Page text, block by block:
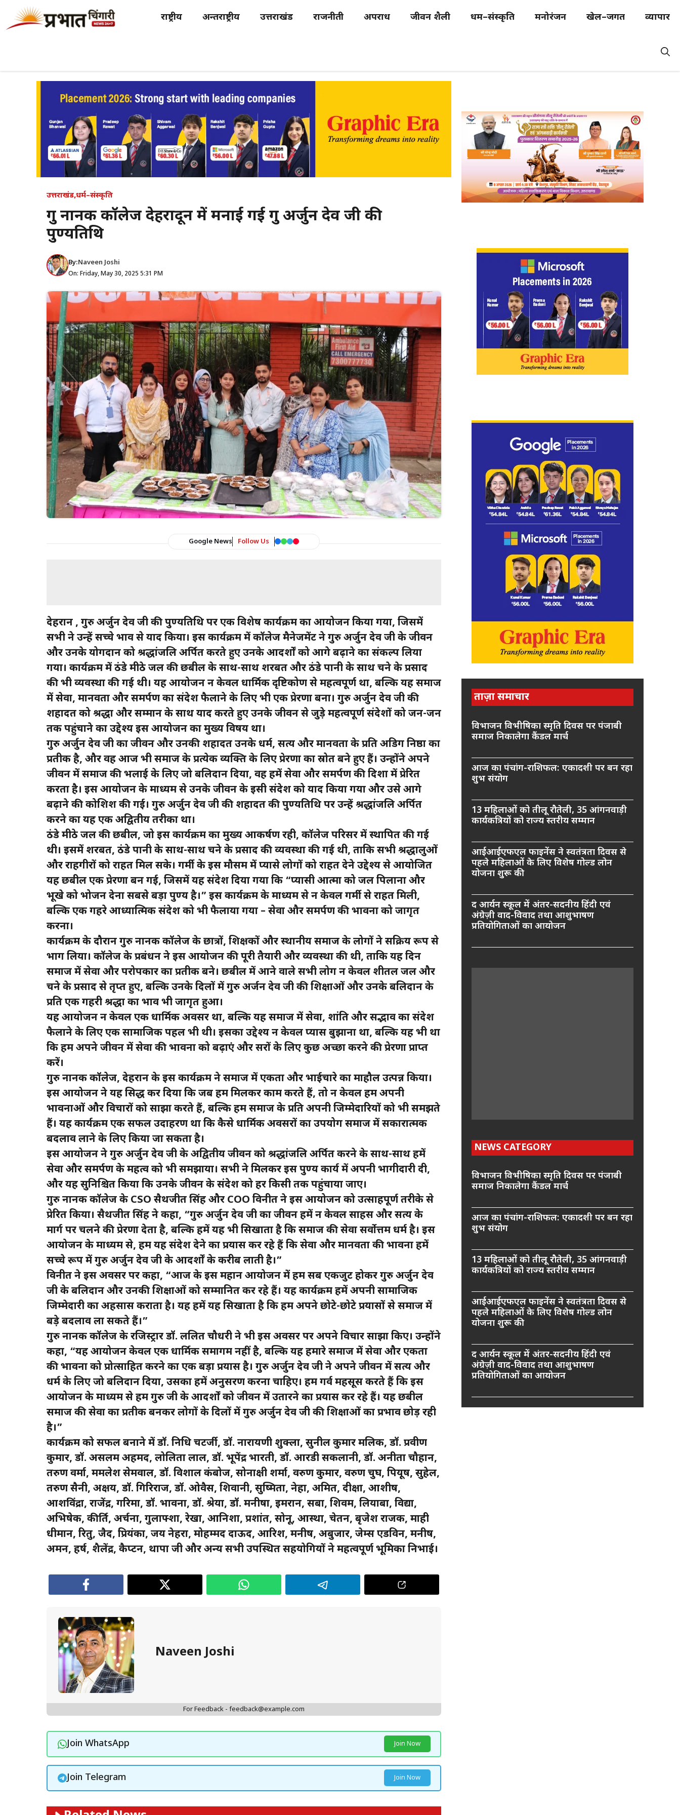
राष्ट्रीय अन्तर्राष्ट्रीय उत्तराखंड राजनीती अपराध जीवन शैली धर्म–संस्कृति मनोरंजन खेल–जगत व्यापार
उत्तराखंड,धर्म–संस्कृति
गुरु नानक कॉलेज देहरादून में मनाई गई गुरु अर्जुन देव जी की
पुण्यतिथि
By:Naveen Joshi
On: Friday, May 30, 2025 5:31 PM
Google News Follow Us
देहरादून , गुरु अर्जुन देव जी की पुण्यतिथि पर एक विशेष कार्यक्रम का आयोजन किया गया, जिसमें
सभी ने उन्हें सच्चे भाव से याद किया। इस कार्यक्रम में कॉलेज मैनेजमेंट ने गुरु अर्जुन देव जी के जीवन
और उनके योगदान को श्रद्धांजलि अर्पित करते हुए उनके आदर्शों को आगे बढ़ाने का संकल्प लिया
गया। कार्यक्रम में ठंडे मीठे जल की छबील के साथ-साथ शरबत और ठंडे पानी के साथ चने के प्रसाद
की भी व्यवस्था की गई थी। यह आयोजन न केवल धार्मिक दृष्टिकोण से महत्वपूर्ण था, बल्कि यह समाज
में सेवा, मानवता और समर्पण का संदेश फैलाने के लिए भी एक प्रेरणा बना। गुरु अर्जुन देव जी की
शहादत को श्रद्धा और सम्मान के साथ याद करते हुए उनके जीवन से जुड़े महत्वपूर्ण संदेशों को जन-जन
तक पहुंचाने का उद्देश्य इस आयोजन का मुख्य विषय था।
गुरु अर्जुन देव जी का जीवन और उनकी शहादत उनके धर्म, सत्य और मानवता के प्रति अडिग निष्ठा का
प्रतीक है, और वह आज भी समाज के प्रत्येक व्यक्ति के लिए प्रेरणा का स्रोत बने हुए हैं। उन्होंने अपने
जीवन में समाज की भलाई के लिए जो बलिदान दिया, वह हमें सेवा और समर्पण की दिशा में प्रेरित
करता है। इस आयोजन के माध्यम से उनके जीवन के इसी संदेश को याद किया गया और उसे आगे
बढ़ाने की कोशिश की गई। गुरु अर्जुन देव जी की शहादत की पुण्यतिथि पर उन्हें श्रद्धांजलि अर्पित
करने का यह एक अद्वितीय तरीका था।
ठंडे मीठे जल की छबील, जो इस कार्यक्रम का मुख्य आकर्षण रही, कॉलेज परिसर में स्थापित की गई
थी। इसमें शरबत, ठंडे पानी के साथ-साथ चने के प्रसाद की व्यवस्था की गई थी, ताकि सभी श्रद्धालुओं
और राहगीरों को राहत मिल सके। गर्मी के इस मौसम में प्यासे लोगों को राहत देने उद्देश्य से आयोजित
यह छबील एक प्रेरणा बन गई, जिसमें यह संदेश दिया गया कि “प्यासी आत्मा को जल पिलाना और
भूखे को भोजन देना सबसे बड़ा पुण्य है।” इस कार्यक्रम के माध्यम से न केवल गर्मी से राहत मिली,
बल्कि एक गहरे आध्यात्मिक संदेश को भी फैलाया गया – सेवा और समर्पण की भावना को जागृत
करना।
कार्यक्रम के दौरान गुरु नानक कॉलेज के छात्रों, शिक्षकों और स्थानीय समाज के लोगों ने सक्रिय रूप से
भाग लिया। कॉलेज के प्रबंधन ने इस आयोजन की पूरी तैयारी और व्यवस्था की थी, ताकि यह दिन
समाज में सेवा और परोपकार का प्रतीक बने। छबील में आने वाले सभी लोग न केवल शीतल जल और
चने के प्रसाद से तृप्त हुए, बल्कि उनके दिलों में गुरु अर्जन देव जी की शिक्षाओं और उनके बलिदान के
प्रति एक गहरी श्रद्धा का भाव भी जागृत हुआ।
यह आयोजन न केवल एक धार्मिक अवसर था, बल्कि यह समाज में सेवा, शांति और सद्भाव का संदेश
फैलाने के लिए एक सामाजिक पहल भी थी। इसका उद्देश्य न केवल प्यास बुझाना था, बल्कि यह भी था
कि हम अपने जीवन में सेवा की भावना को बढ़ाएं और दूसरों के लिए कुछ अच्छा करने की प्रेरणा प्राप्त
करें।
गुरु नानक कॉलेज, देहरादून के इस कार्यक्रम ने समाज में एकता और भाईचारे का माहौल उत्पन्न किया।
इस आयोजन ने यह सिद्ध कर दिया कि जब हम मिलकर काम करते हैं, तो न केवल हम अपनी
भावनाओं और विचारों को साझा करते हैं, बल्कि हम समाज के प्रति अपनी जिम्मेदारियों को भी समझते
हैं। यह कार्यक्रम एक सफल उदाहरण था कि कैसे धार्मिक अवसरों का उपयोग समाज में सकारात्मक
बदलाव लाने के लिए किया जा सकता है।
इस आयोजन ने गुरु अर्जुन देव जी के अद्वितीय जीवन को श्रद्धांजलि अर्पित करने के साथ-साथ हमें
सेवा और समर्पण के महत्व को भी समझाया। सभी ने मिलकर इस पुण्य कार्य में अपनी भागीदारी दी,
और यह सुनिश्चित किया कि उनके जीवन के संदेश को हर किसी तक पहुंचाया जाए।
गुरु नानक कॉलेज के CSO सैथजीत सिंह और COO विनीत ने इस आयोजन को उत्साहपूर्ण तरीके से
प्रेरित किया। सैथजीत सिंह ने कहा, “गुरु अर्जुन देव जी का जीवन हमें न केवल साहस और सत्य के
मार्ग पर चलने की प्रेरणा देता है, बल्कि हमें यह भी सिखाता है कि समाज की सेवा सर्वोत्तम धर्म है। इस
आयोजन के माध्यम से, हम यह संदेश देने का प्रयास कर रहे हैं कि सेवा और मानवता की भावना हमें
सच्चे रूप में गुरु अर्जुन देव जी के आदर्शों के करीब लाती है।”
विनीत ने इस अवसर पर कहा, “आज के इस महान आयोजन में हम सब एकजुट होकर गुरु अर्जुन देव
जी के बलिदान और उनकी शिक्षाओं को सम्मानित कर रहे हैं। यह कार्यक्रम हमें अपनी सामाजिक
जिम्मेदारी का अहसास कराता है। यह हमें यह सिखाता है कि हम अपने छोटे-छोटे प्रयासों से समाज में
बड़े बदलाव ला सकते हैं।”
गुरु नानक कॉलेज के रजिस्ट्रार डॉ. ललित चौधरी ने भी इस अवसर पर अपने विचार साझा किए। उन्होंने
कहा, “यह आयोजन केवल एक धार्मिक समागम नहीं है, बल्कि यह हमारे समाज में सेवा और एकता
की भावना को प्रोत्साहित करने का एक बड़ा प्रयास है। गुरु अर्जुन देव जी ने अपने जीवन में सत्य और
धर्म के लिए जो बलिदान दिया, उसका हमें अनुसरण करना चाहिए। हम गर्व महसूस करते हैं कि इस
आयोजन के माध्यम से हम गुरु जी के आदर्शों को जीवन में उतारने का प्रयास कर रहे हैं। यह छबील
समाज की सेवा का प्रतीक बनकर लोगों के दिलों में गुरु अर्जुन देव जी की शिक्षाओं का प्रभाव छोड़ रही
है।”
कार्यक्रम को सफल बनाने में डॉ. निधि चटर्जी, डॉ. नारायणी शुक्ला, सुनील कुमार मलिक, डॉ. प्रवीण
कुमार, डॉ. असलम अहमद, लोलिता लाल, डॉ. भूपेंद्र भारती, डॉ. आरडी सकलानी, डॉ. अनीता चौहान,
तरुण वर्मा, ममलेश सेमवाल, डॉ. विशाल कंबोज, सोनाक्षी शर्मा, वरुण कुमार, वरुण चुघ, पियूष, सुहेल,
तरुण सैनी, अक्षय, डॉ. गिरिराज, डॉ. ओवैस, शिवानी, सुष्मिता, नेहा, अमित, दीक्षा, आशीष,
आशविंद्रा, राजेंद्र, गरिमा, डॉ. भावना, डॉ. श्रेया, डॉ. मनीषा, इमरान, सबा, शिवम, लियाबा, विद्या,
अभिषेक, कीर्ति, अर्चना, गुलाफ्शा, रेखा, आनिशा, प्रशांत, सोनू, आस्था, चेतन, बृजेश राजक, माही
धीमान, रितु, जैद, प्रियंका, जय नेहरा, मोहम्मद दाऊद, आरिश, मनीष, अबुजार, जेम्स एडविन, मनीष,
अमन, हर्ष, शैलेंद्र, कैप्टन, थापा जी और अन्य सभी उपस्थित सहयोगियों ने महत्वपूर्ण भूमिका निभाई।
Naveen Joshi
For Feedback - feedback@example.com
Join WhatsApp Join Now
Join Telegram Join Now
ताज़ा समाचार
विभाजन विभीषिका स्मृति दिवस पर पंजाबी
समाज निकालेगा कैंडल मार्च
आज का पंचांग-राशिफल: एकादशी पर बन रहा
शुभ संयोग
13 महिलाओं को तीलू रौतेली, 35 आंगनवाड़ी
कार्यकत्रियों को राज्य स्तरीय सम्मान
आईआईएफएल फाइनेंस ने स्वतंत्रता दिवस से
पहले महिलाओं के लिए विशेष गोल्ड लोन
योजना शुरू की
द आर्यन स्कूल में अंतर-सदनीय हिंदी एवं
अंग्रेज़ी वाद-विवाद तथा आशुभाषण
प्रतियोगिताओं का आयोजन
NEWS CATEGORY
विभाजन विभीषिका स्मृति दिवस पर पंजाबी
समाज निकालेगा कैंडल मार्च
आज का पंचांग-राशिफल: एकादशी पर बन रहा
शुभ संयोग
13 महिलाओं को तीलू रौतेली, 35 आंगनवाड़ी
कार्यकत्रियों को राज्य स्तरीय सम्मान
आईआईएफएल फाइनेंस ने स्वतंत्रता दिवस से
पहले महिलाओं के लिए विशेष गोल्ड लोन
योजना शुरू की
द आर्यन स्कूल में अंतर-सदनीय हिंदी एवं
अंग्रेज़ी वाद-विवाद तथा आशुभाषण
प्रतियोगिताओं का आयोजन